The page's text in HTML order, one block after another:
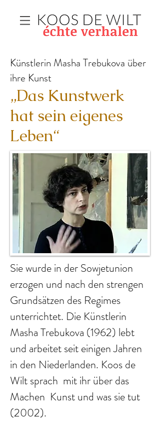
Künstlerin Masha Trebukova über
ihre Kunst
„Das Kunstwerk
hat sein eigenes
Leben“
Sie wurde in der Sowjetunion
erzogen und nach den strengen
Grundsätzen des Regimes
unterrichtet. Die Künstlerin
Masha Trebukova (1962) lebt
und arbeitet seit einigen Jahren
in den Niederlanden. Koos de
Wilt sprach mit ihr über das
Machen Kunst und was sie tut
(2002).